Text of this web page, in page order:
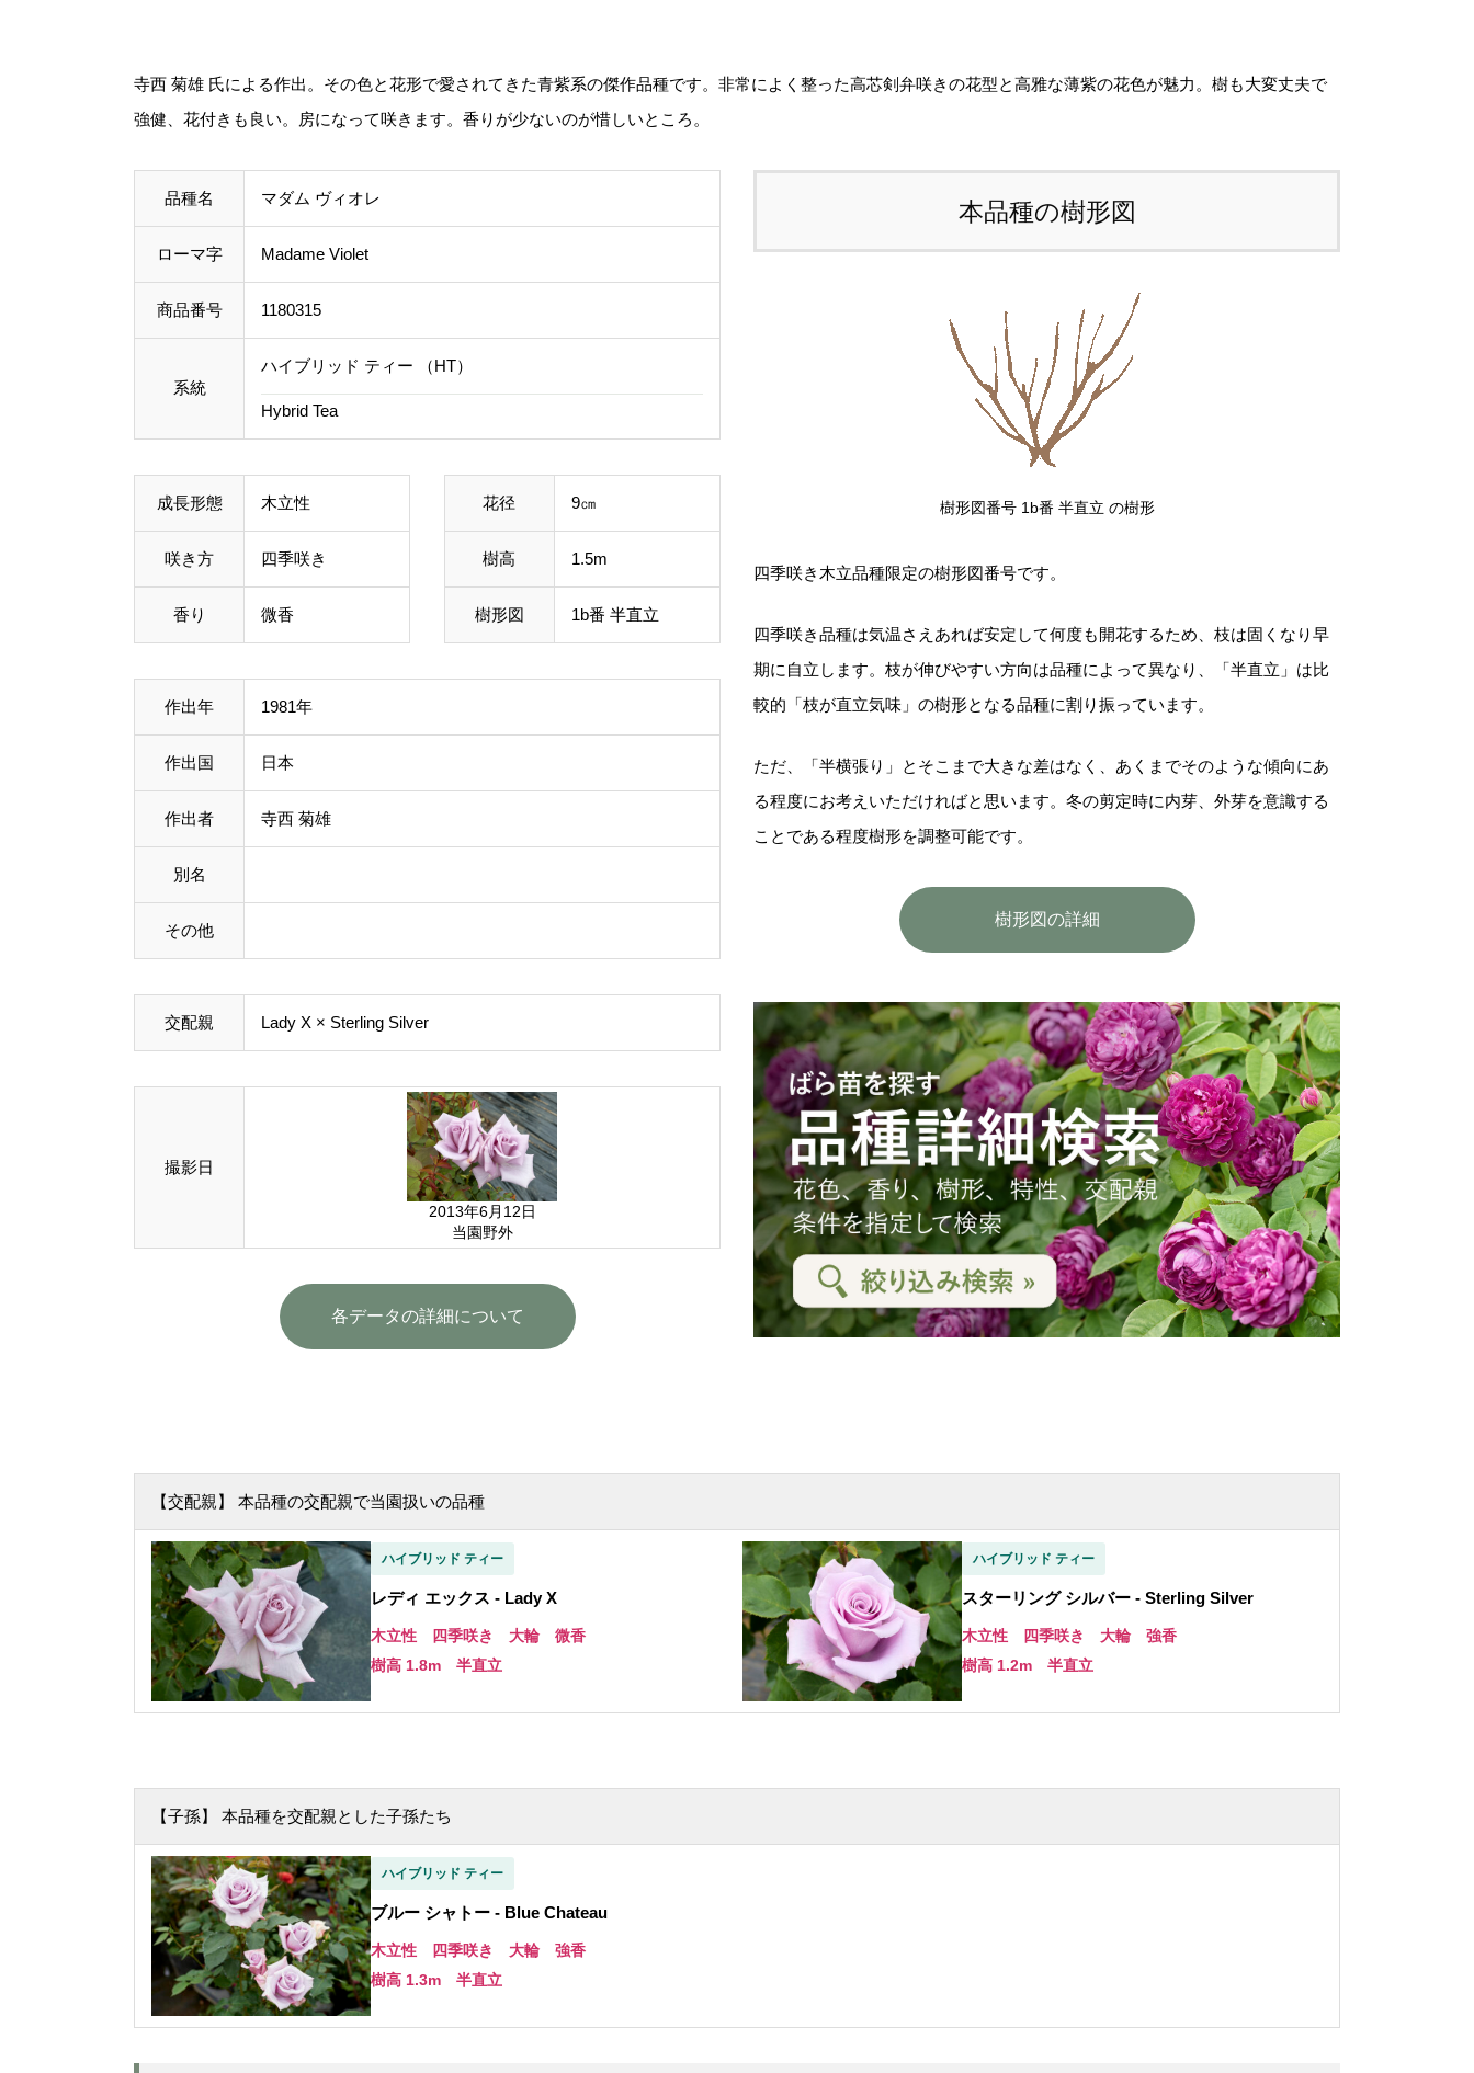
o
t
態、生育状況、本数などによって大きく変動す
ご注文後にお送りする「ご注文確定メール」に
て、送料を含めて調整した金額をお知らせいた
ル到着後にキャンセルを承っております。
事前のお見積もりがご希望の場合は「お問い合
わせフォーム」よりご連絡をお願いいたしま
寺西 菊雄 氏による作出。その色と花形で愛されてきた青紫系の傑作品種です。非常によく整った高芯剣弁咲きの花型と高雅な薄紫の花色が魅力。樹も大変丈夫で
強健、花付きも良い。房になって咲きます。香りが少ないのが惜しいところ。
品種名 マダム ヴィオレ
ローマ字 Madame Violet
商品番号 1180315
系統
ハイブリッド ティー （HT）
Hybrid Tea
成長形態 木立性
咲き方 四季咲き
香り 微香
花径 9㎝
樹高 1.5m
樹形図 1b番 半直立
作出年 1981年
作出国 日本
作出者 寺西 菊雄
別名
その他
交配親 Lady X × Sterling Silver
撮影日
2013年6月12日
当園野外
各データの詳細について
本品種の樹形図
樹形図番号 1b番 半直立 の樹形
四季咲き木立品種限定の樹形図番号です。
四季咲き品種は気温さえあれば安定して何度も開花するため、枝は固くなり早
期に自立します。枝が伸びやすい方向は品種によって異なり、「半直立」は比
較的「枝が直立気味」の樹形となる品種に割り振っています。
ただ、「半横張り」とそこまで大きな差はなく、あくまでそのような傾向にあ
る程度にお考えいただければと思います。冬の剪定時に内芽、外芽を意識する
ことである程度樹形を調整可能です。
樹形図の詳細
【交配親】 本品種の交配親で当園扱いの品種
ハイブリッド ティー
レディ エックス - Lady X
木立性 四季咲き 大輪 微香
樹高 1.8m 半直立
ハイブリッド ティー
スターリング シルバー - Sterling Silver
木立性 四季咲き 大輪 強香
樹高 1.2m 半直立
【子孫】 本品種を交配親とした子孫たち
ハイブリッド ティー
ブルー シャトー - Blue Chateau
木立性 四季咲き 大輪 強香
樹高 1.3m 半直立